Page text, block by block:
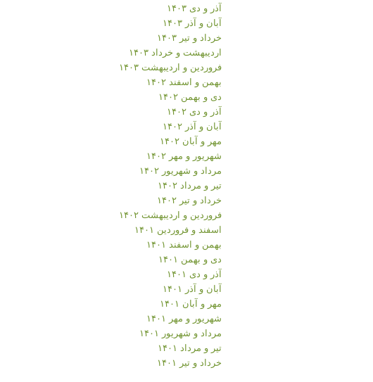
آذر و دی ۱۴۰۳
آبان و آذر ۱۴۰۳
خرداد و تیر ۱۴۰۳
اردیبهشت و خرداد ۱۴۰۳
فروردین و اردیبهشت ۱۴۰۳
بهمن و اسفند ۱۴۰۲
دی و بهمن ۱۴۰۲
آذر و دی ۱۴۰۲
آبان و آذر ۱۴۰۲
مهر و آبان ۱۴۰۲
شهریور و مهر ۱۴۰۲
مرداد و شهریور ۱۴۰۲
تیر و مرداد ۱۴۰۲
خرداد و تیر ۱۴۰۲
فروردین و اردیبهشت ۱۴۰۲
اسفند و فروردین ۱۴۰۱
بهمن و اسفند ۱۴۰۱
دی و بهمن ۱۴۰۱
آذر و دی ۱۴۰۱
آبان و آذر ۱۴۰۱
مهر و آبان ۱۴۰۱
شهریور و مهر ۱۴۰۱
مرداد و شهریور ۱۴۰۱
تیر و مرداد ۱۴۰۱
خرداد و تیر ۱۴۰۱